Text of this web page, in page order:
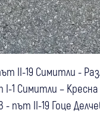
II-19 Симитли -
1 Симитли –
път II-19 Гоце